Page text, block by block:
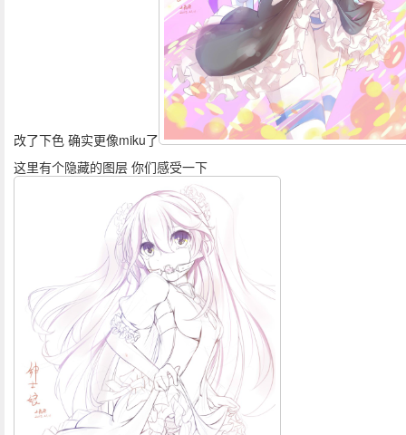
改了下色 确实更像miku了
这里有个隐藏的图层 你们感受一下